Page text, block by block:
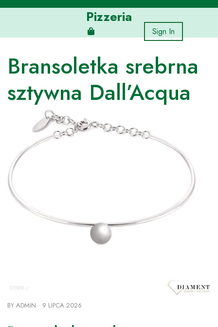
Skip
Pizzeria
Sign In
Bransoletka srebrna
sztywna Dall’Acqua
BY ADMIN 9 LIPCA 2026